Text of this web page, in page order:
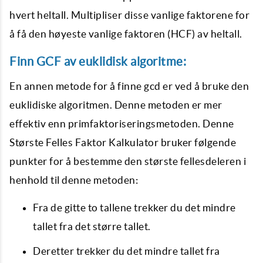
hvert heltall. Multipliser disse vanlige faktorene for
å få den høyeste vanlige faktoren (HCF) av heltall.
Finn GCF av euklidisk algoritme:
En annen metode for å finne gcd er ved å bruke den
euklidiske algoritmen. Denne metoden er mer
effektiv enn primfaktoriseringsmetoden. Denne
Største Felles Faktor Kalkulator bruker følgende
punkter for å bestemme den største fellesdeleren i
henhold til denne metoden:
Fra de gitte to tallene trekker du det mindre
tallet fra det større tallet.
Deretter trekker du det mindre tallet fra